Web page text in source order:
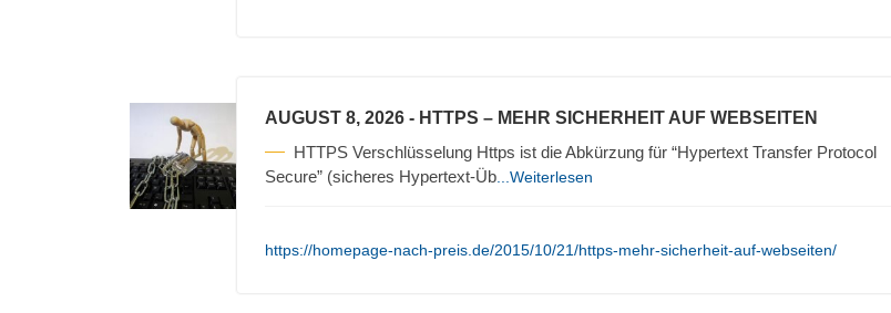
AUGUST 8, 2026 - HTTPS – MEHR SICHERHEIT AUF WEBSEITEN
HTTPS Verschlüsselung Https ist die Abkürzung für “Hypertext Transfer Protocol
Secure” (sicheres Hypertext-Üb ...Weiterlesen
https://homepage-nach-preis.de/2015/10/21/https-mehr-sicherheit-auf-webseiten/